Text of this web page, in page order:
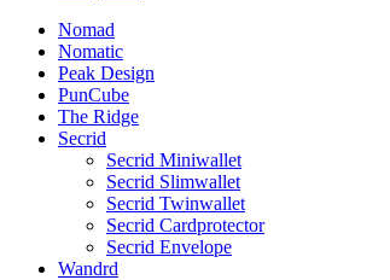
Nomad
Nomatic
Peak Design
PunCube
The Ridge
Secrid
Secrid Miniwallet
Secrid Slimwallet
Secrid Twinwallet
Secrid Cardprotector
Secrid Envelope
Wandrd